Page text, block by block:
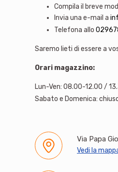
Compila il breve
Invia una e-mail a
Telefona allo
Saremo lieti di essere a
Orari magazzino:
Lun-Ven: 08.00-12.00 /
Sabato e Domenica:
Via Papa
Vedi la